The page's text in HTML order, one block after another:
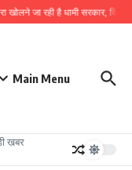
खोलने जा रही है धामी सरकार,
Main Menu
खबर